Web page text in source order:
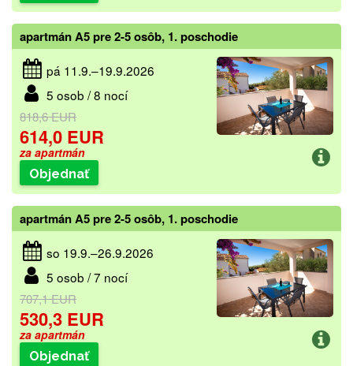
apartmán A5 pre 2-5 osôb, 1. poschodie
pá 11.9.–19.9.2026
5 osob / 8 nocí
818,6 EUR
614,0 EUR
za apartmán
Objednať
apartmán A5 pre 2-5 osôb, 1. poschodie
so 19.9.–26.9.2026
5 osob / 7 nocí
707,1 EUR
530,3 EUR
za apartmán
Objednať